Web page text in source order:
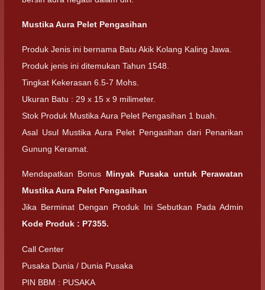
Mustika Aura Pelet Pengasihan
Produk Jenis ini bernama Batu Akik Kolang Kaling Jawa.
Produk jenis ini ditemukan Tahun 1548.
Tingkat Kekerasan 6.5-7 Mohs.
Ukuran Batu : 29 x 15 x 9 milimeter.
Stok Produk Mustika Aura Pelet Pengasihan 1 buah.
Asal Usul Mustika Aura Pelet Pengasihan dari Penarikan
Gunung Keramat.
Mendapatkan Bonus Minyak Pusaka untuk Perawatan
Mustika Aura Pelet Pengasihan
Jika Berminat Dengan Produk Ini Sebutkan Pada Admin
Kode Produk : P7355.
Call Center
Pusaka Dunia / Dunia Pusaka
PIN BBM : PUSAKA